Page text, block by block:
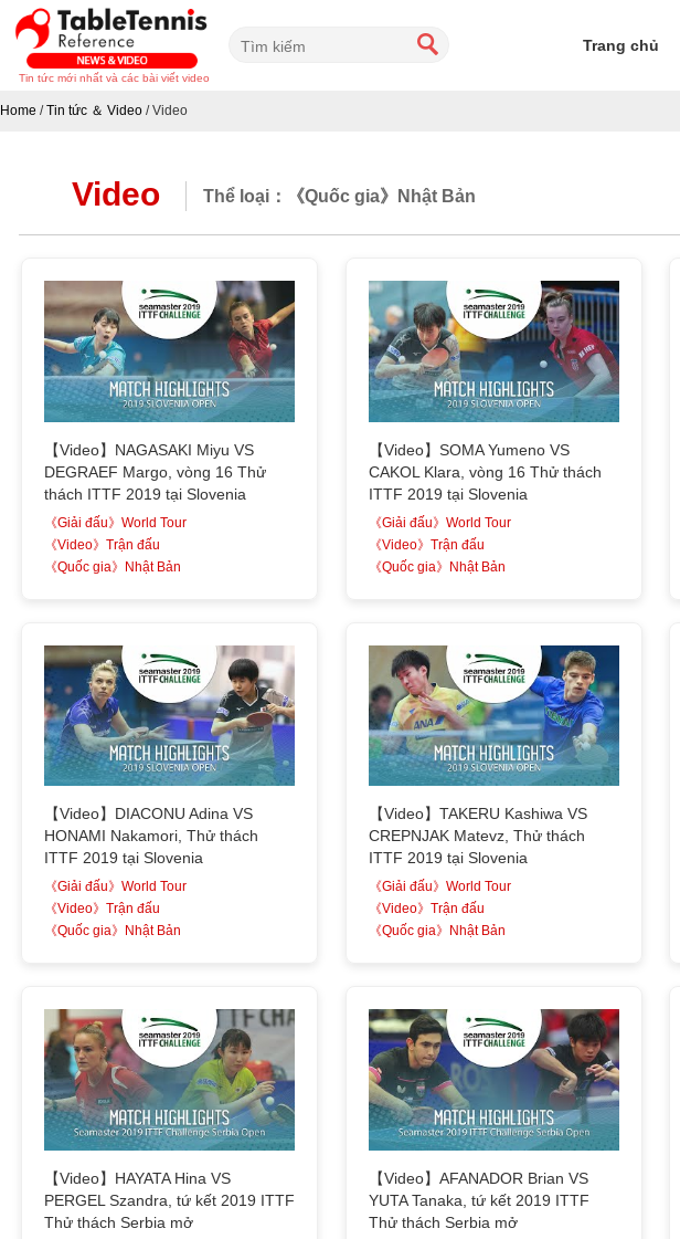
Tin tức mới nhất và các bài viết video
Trang chủ
Home /Tin tức ＆ Video /Video
Video Thể loại：《Quốc gia》Nhật Bản
【Video】NAGASAKI Miyu VS
DEGRAEF Margo, vòng 16 Thử
thách ITTF 2019 tại Slovenia
《Giải đấu》World Tour
《Video》Trận đấu
《Quốc gia》Nhật Bản
【Video】SOMA Yumeno VS
CAKOL Klara, vòng 16 Thử thách
ITTF 2019 tại Slovenia
《Giải đấu》World Tour
《Video》Trận đấu
《Quốc gia》Nhật Bản
【Video】DIACONU Adina VS
HONAMI Nakamori, Thử thách
ITTF 2019 tại Slovenia
《Giải đấu》World Tour
《Video》Trận đấu
《Quốc gia》Nhật Bản
【Video】TAKERU Kashiwa VS
CREPNJAK Matevz, Thử thách
ITTF 2019 tại Slovenia
《Giải đấu》World Tour
《Video》Trận đấu
《Quốc gia》Nhật Bản
【Video】HAYATA Hina VS
PERGEL Szandra, tứ kết 2019 ITTF
Thử thách Serbia mở
【Video】AFANADOR Brian VS
YUTA Tanaka, tứ kết 2019 ITTF
Thử thách Serbia mở